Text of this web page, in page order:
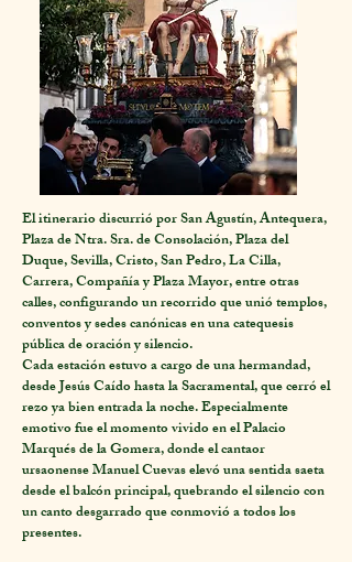
El itinerario discurrió por San Agustín, Antequera,
Plaza de Ntra. Sra. de Consolación, Plaza del
Duque, Sevilla, Cristo, San Pedro, La Cilla,
Carrera, Compañía y Plaza Mayor, entre otras
calles, configurando un recorrido que unió templos,
conventos y sedes canónicas en una catequesis
pública de oración y silencio.
Cada estación estuvo a cargo de una hermandad,
desde Jesús Caído hasta la Sacramental, que cerró el
rezo ya bien entrada la noche. Especialmente
emotivo fue el momento vivido en el Palacio
Marqués de la Gomera, donde el cantaor
ursaonense Manuel Cuevas elevó una sentida saeta
desde el balcón principal, quebrando el silencio con
un canto desgarrado que conmovió a todos los
presentes.